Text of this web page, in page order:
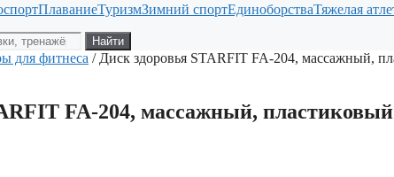
ПлаваниеТуризмЗимний спортЕдиноборстваТяжелая
Найти
для фитнеса / Диск здоровья STARFIT FA-204, массажный,
FA-204, массажный,